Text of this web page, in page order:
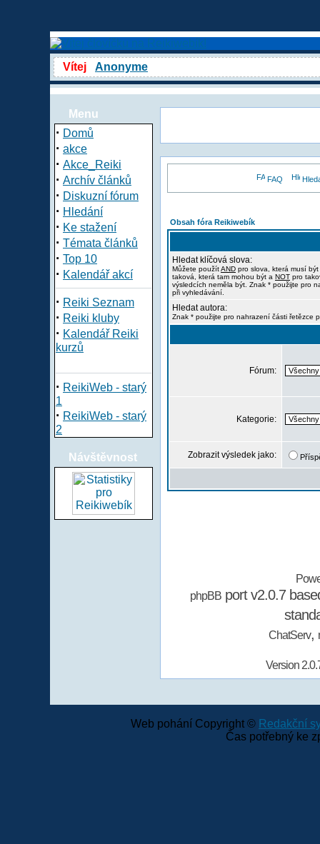
Vítej Anonyme
Menu
· Domů
· akce
· Akce_Reiki
· Archív článků
· Diskuzní fórum
· Hledání
· Ke stažení
· Témata článků
· Top 10
· Kalendář akcí
· Reiki Seznam
· Reiki kluby
· Kalendář Reiki
kurzů
· ReikiWeb - starý
1
· ReikiWeb - starý
2
Návštěvnost
FAQ
Obsah fóra Reikiwebík
Hledat klíčová slova:
Můžete použítAND pro slova, která musí
taková, která tam mohou být a NOT pro
výsledcích neměla být. Znak * použijte pro
při vyhledávání.
Hledat autora:
Znak * použijte pro nahrazení části řetězce
Fórum:
Kategorie:
Zobrazit výsledek jako:
phpBBport v2.0.7
ChatServ,
Version
Web pohání Copyright © Redakční
Čas potřebný ke